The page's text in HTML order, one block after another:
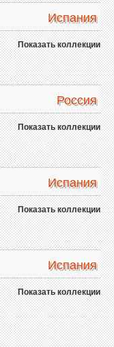
Испания
Показать коллекции
Россия
Показать коллекции
Испания
Показать коллекции
Испания
Показать коллекции